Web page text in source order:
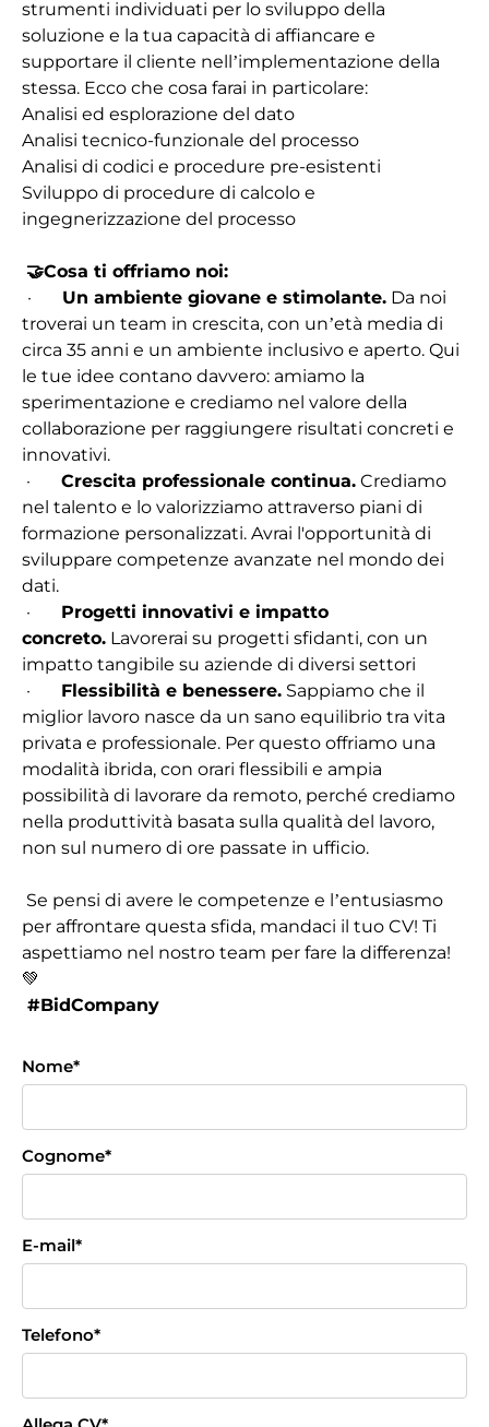
strumenti individuati per lo sviluppo della
soluzione e la tua capacità di affiancare e
supportare il cliente nell’implementazione della
stessa. Ecco che cosa farai in particolare:
Analisi ed esplorazione del dato
Analisi tecnico-funzionale del processo
Analisi di codici e procedure pre-esistenti
Sviluppo di procedure di calcolo e
ingegnerizzazione del processo
🤝Cosa ti offriamo noi:
· Un ambiente giovane e stimolante. Da noi
troverai un team in crescita, con un’età media di
circa 35 anni e un ambiente inclusivo e aperto. Qui
le tue idee contano davvero: amiamo la
sperimentazione e crediamo nel valore della
collaborazione per raggiungere risultati concreti e
innovativi.
· Crescita professionale continua. Crediamo
nel talento e lo valorizziamo attraverso piani di
formazione personalizzati. Avrai l'opportunità di
sviluppare competenze avanzate nel mondo dei
dati.
· Progetti innovativi e impatto
concreto. Lavorerai su progetti sfidanti, con un
impatto tangibile su aziende di diversi settori
· Flessibilità e benessere. Sappiamo che il
miglior lavoro nasce da un sano equilibrio tra vita
privata e professionale. Per questo offriamo una
modalità ibrida, con orari flessibili e ampia
possibilità di lavorare da remoto, perché crediamo
nella produttività basata sulla qualità del lavoro,
non sul numero di ore passate in ufficio.
Se pensi di avere le competenze e l’entusiasmo
per affrontare questa sfida, mandaci il tuo CV! Ti
aspettiamo nel nostro team per fare la differenza!
💚
#BidCompany
Nome*
Cognome*
E-mail*
Telefono*